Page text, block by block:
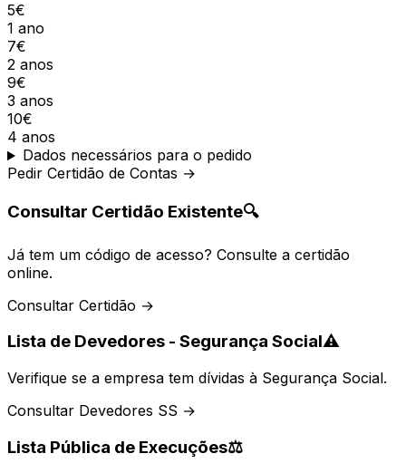
5€
1 ano
7€
2 anos
9€
3 anos
10€
4 anos
Dados necessários para o pedido
Pedir Certidão de Contas →
Consultar Certidão Existente🔍
Já tem um código de acesso? Consulte a certidão
online.
Consultar Certidão →
Lista de Devedores - Segurança Social⚠️
Verifique se a empresa tem dívidas à Segurança Social.
Consultar Devedores SS →
Lista Pública de Execuções⚖️